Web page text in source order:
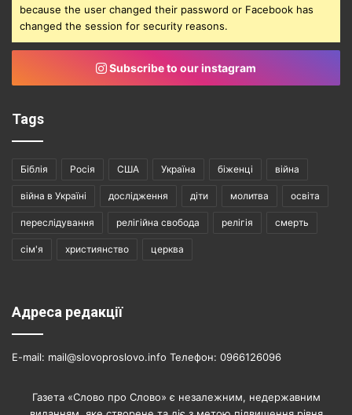
because the user changed their password or Facebook has
changed the session for security reasons.
Subscribe to our instagram
Tags
Біблія Росія США Україна біженці війна
війна в Україні дослідження діти молитва освіта
переслідування релігійна свобода релігія смерть
сім'я християнство церква
Адреса редакції
E-mail: mail@slovoproslovo.info Телефон: 0966126096
Газета «Слово про Слово» є незалежним, недержавним